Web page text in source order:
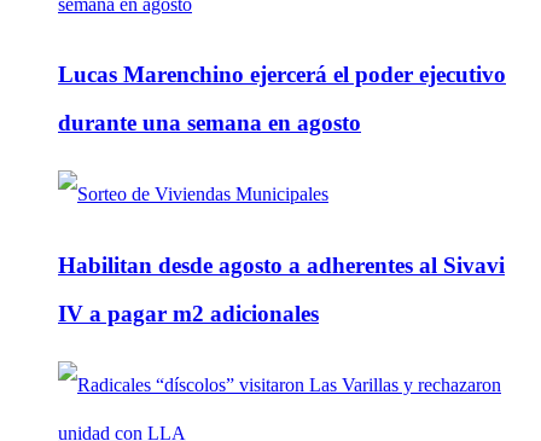
Lucas Marenchino ejercerá el poder ejecutivo
durante una semana en agosto
Habilitan desde agosto a adherentes al Sivavi
IV a pagar m2 adicionales